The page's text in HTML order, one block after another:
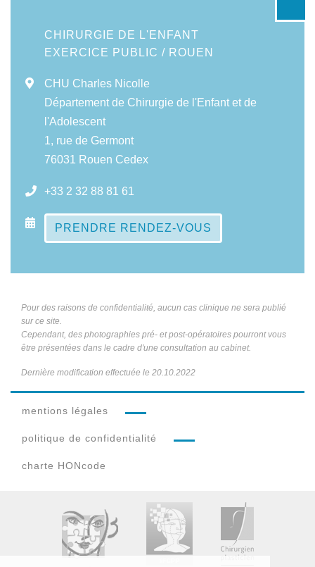
CHIRURGIE DE L'ENFANT
EXERCICE PUBLIC / ROUEN
CHU Charles Nicolle
Département de Chirurgie de l'Enfant et de
l'Adolescent
1, rue de Germont
76031 Rouen Cedex
+33 2 32 88 81 61
PRENDRE RENDEZ-VOUS
Pour des raisons de confidentialité, aucun cas clinique ne sera publié
sur ce site.
Cependant, des photographies pré- et post-opératoires pourront vous
être présentées dans le cadre d'une consultation au cabinet.
Dernière modification effectuée le 20.10.2022
mentions légales
politique de confidentialité
charte HON code